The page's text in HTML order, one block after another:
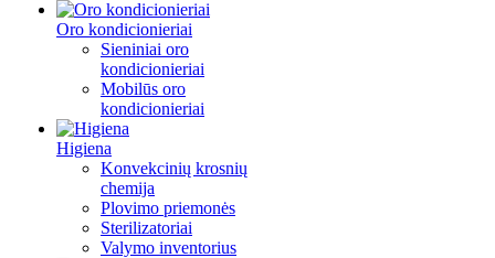
Oro kondicionieriai
Sieniniai oro
kondicionieriai
Mobilūs oro
kondicionieriai
Higiena
Konvekcinių krosnių
chemija
Plovimo priemonės
Sterilizatoriai
Valymo inventorius